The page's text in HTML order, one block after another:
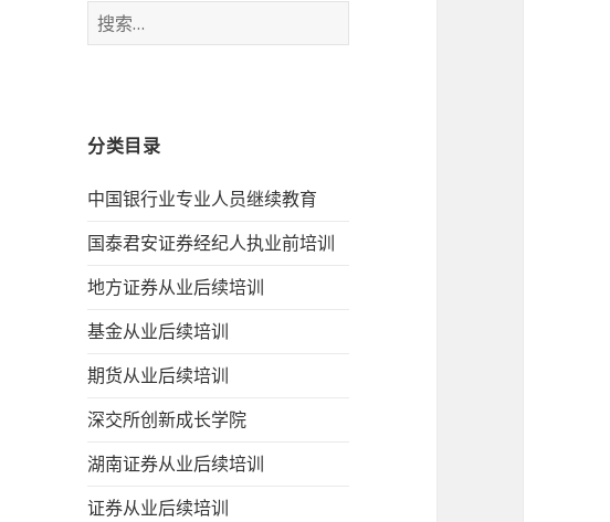
搜
索：
分类目录
中国银行业专业人员继续教育
国泰君安证券经纪人执业前培训
地方证券从业后续培训
基金从业后续培训
期货从业后续培训
深交所创新成长学院
湖南证券从业后续培训
证券从业后续培训